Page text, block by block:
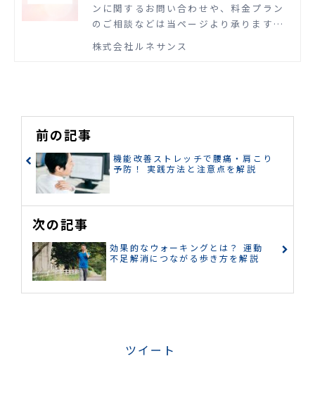
ンに関するお問い合わせや、料金プラン
のご相談などは当ページより承ります。
スポーツ事業に長年従事して培ったノウ
ハウとスキルを活かし、企業の健康経営
株式会社ルネサンス
前の記事
機能改善ストレッチで腰痛・肩こり
予防！ 実践方法と注意点を解説
次の記事
効果的なウォーキングとは？ 運動
不足解消につながる歩き方を解説
ツイート